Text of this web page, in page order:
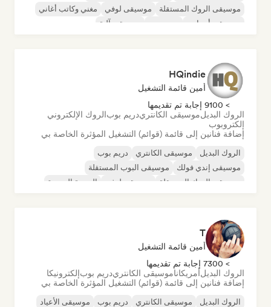
موسيقى الروك المستقلة
موسيقى لوفي
مغني وكاتب أغاني
موسيقى أمبيانت
موسيقى آلية
HQindie
أمين قائمة التشغيل
> 9100 إجابة تم تقديمها
الروك البديلموسيقى الكانتريدريم بوبالروك الإلكتروني
إلكتروبوب
إضافة فنانين إلى قائمة (قوائم) التشغيل المؤثرة الخاصة بي
الروك البديل موسيقى الكانتري
دريم بوب
موسيقى إندي فولك
موسيقى البوب المستقلة
موسيقى الروك المستقلة
موسيقى لوفي الموجة الجديدة
T
أمين قائمة التشغيل
> 7300 إجابة تم تقديمها
الروك البديلأمريكاناموسيقى الكانتريدريم بوبإلكترونيكا
إضافة فنانين إلى قائمة (قوائم) التشغيل المؤثرة الخاصة بي
الروك البديل موسيقى الكانتري دريم بوب
موسيقى الأعياد